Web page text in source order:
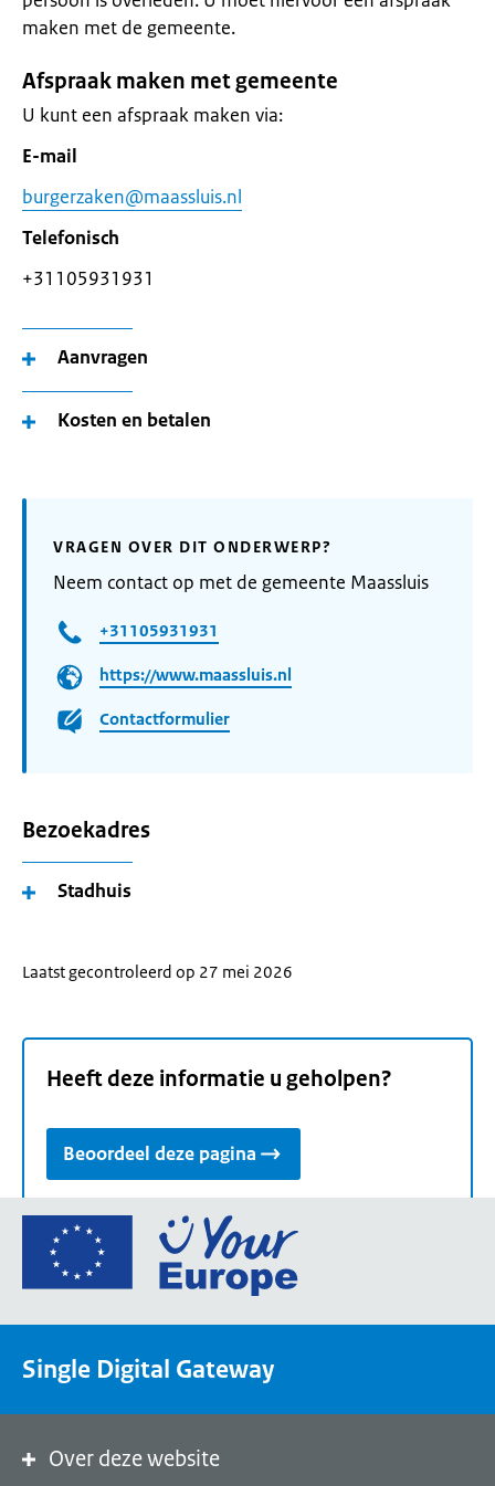
maken met de gemeente.
Afspraak maken met gemeente
U kunt een afspraak maken via:
E-mail
burgerzaken@maassluis.nl
Telefonisch
+31105931931
Aanvragen
Kosten en betalen
VRAGEN OVER DIT ONDERWERP?
Neem contact op met de gemeente Maassluis
+31105931931
https://www.maassluis.nl
Contactformulier
Bezoekadres
Stadhuis
Laatst gecontroleerd op 27 mei 2026
Heeft deze informatie u geholpen?
Beoordeel deze pagina
Ga
de
een
Single Digital Gateway
Over deze website